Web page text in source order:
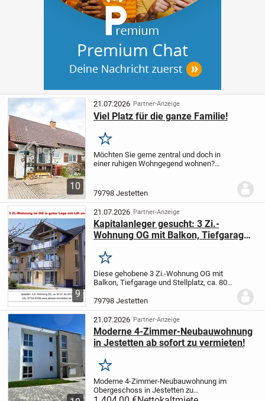
10
21.07.2026 Partner-Anzeige
Viel Platz für die ganze Familie!
Merken
Möchten Sie gerne zentral und doch in
einer ruhigen Wohngegend wohnen?
Hecken und Bäumen
Massivbauweise...
79798 Jestetten
9
21.07.2026 Partner-Anzeige
Kapitalanleger gesucht: 3 Zi.-
Wohnung OG mit Balkon, Tiefgarage
Merken
Diese gehobene 3 Zi.-Wohnung OG mit
Balkon, Tiefgarage und Stellplatz, ca. 80
Familienhaus in Jestetten.
ansprechende, gepflegte OG-Wohnung im
zweiten Stock...
79798 Jestetten
21.07.2026 Partner-Anzeige
Moderne 4-Zimmer-Neubauwohnung
in Jestetten ab sofort zu vermieten!
Merken
Moderne 4-Zimmer-Neubauwohnung im
Obergeschoss in Jestetten zu
vermieten.Über eine geräumige Diele mit